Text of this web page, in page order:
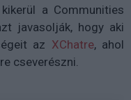
a Communities
javasolják, hogy aki
az XChatre, ahol
cseverészni.